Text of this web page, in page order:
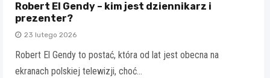
Robert El Gendy – kim jest dziennikarz i
prezenter?
23 lutego 2026
Robert El Gendy to postać, która od lat jest obecna na
ekranach polskiej telewizji, choć…